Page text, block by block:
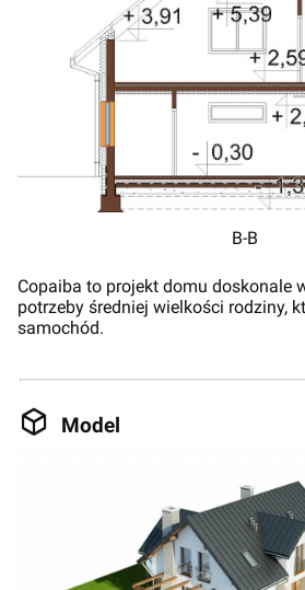
B-B
Copaiba to projekt domu doskonale
potrzeby średniej wielkości rodziny,
samochód.
Model